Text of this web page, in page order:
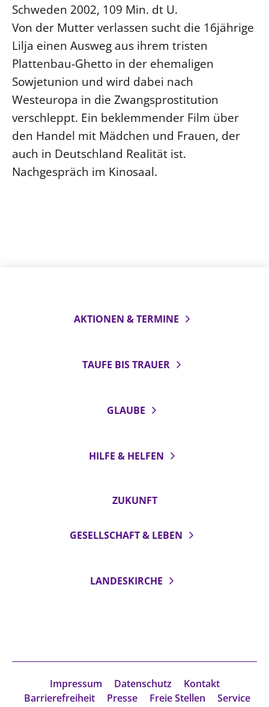
Schweden 2002, 109 Min. dt U.
Von der Mutter verlassen sucht die 16jährige
Lilja einen Ausweg aus ihrem tristen
Plattenbau-Ghetto in der ehemaligen
Sowjetunion und wird dabei nach
Westeuropa in die Zwangsprostitution
verschleppt. Ein beklemmender Film über
den Handel mit Mädchen und Frauen, der
auch in Deutschland Realität ist.
Nachgespräch im Kinosaal.
AKTIONEN & TERMINE
TAUFE BIS TRAUER
GLAUBE
HILFE & HELFEN
ZUKUNFT
GESELLSCHAFT & LEBEN
LANDESKIRCHE
Impressum Datenschutz
Kontakt
Barrierefreiheit
Presse Freie Stellen
Service